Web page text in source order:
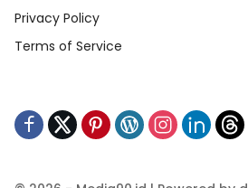
Privacy Policy
Terms of Service